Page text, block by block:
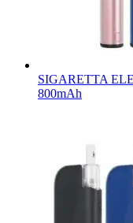
SIGARETTA
800mAh